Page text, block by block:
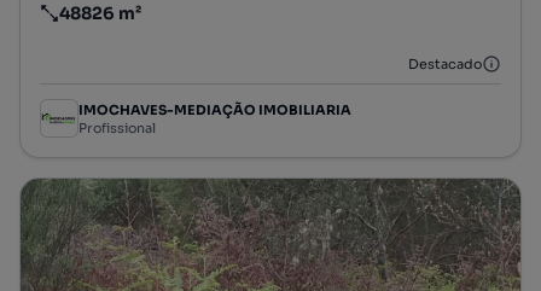
Preço por metro quadrado
48826 m²
Destacado
IMOCHAVES-MEDIAÇÃO IMOBILIARIA
Profissional